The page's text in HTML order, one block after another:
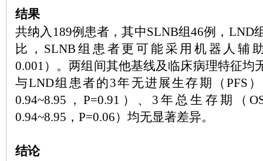
结果
共纳入189例患者，其中SLNB组46例，LND
比，SLNB组患者更可能采用机器人辅
0.001）。两组间其他基线及临床病理特征均
与LND组患者的3年无进展生存期（PFS）
0.94~8.95，P=0.91）、3年总生存期（
0.94~8.95，P=0.06）均无显著差异。
结论